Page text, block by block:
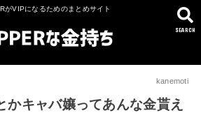
がVIPになるためのまとめサイト
SEARCH
kanemoti
かキャバ孃ってあんな金貰え